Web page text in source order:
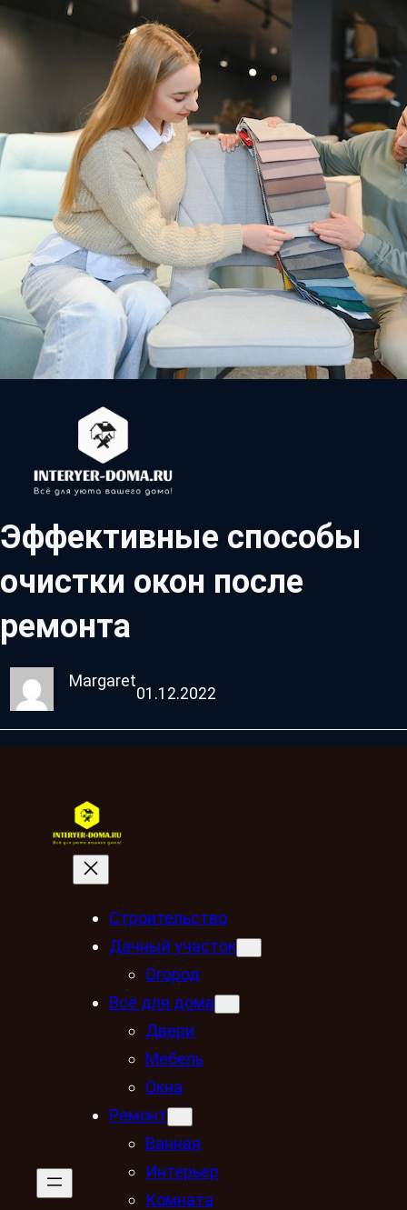
Эффективные способы
очистки окон после
ремонта
Margaret
01.12.2022
Строительство
Дачный участок
Огород
Всё для дома
Двери
Мебель
Окна
Ремонт
Ванная
Интерьер
Комната